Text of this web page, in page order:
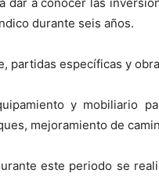
durante seis años.
partidas específicas y
y mobiliario
mejoramiento de
este periodo se